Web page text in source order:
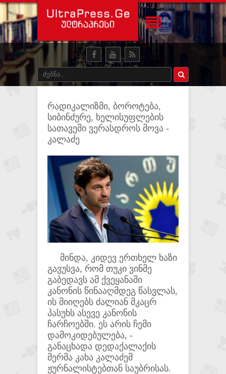
რადიკალიზმი, ბოროტება,
სიბინძურე, ხელისუფლების
სათავეში ვერასდროს მოვა -
კალაძე
მინდა, კიდევ ერთხელ ხაზი
გავუსვა, რომ თუკი ვინმე
გაბედავს ამ ქვეყანაში
კანონის წინააღმდეგ წასვლას,
ის მიიღებს ძალიან მკაცრ
პასუხს ასევე კანონის
ჩარჩოებში. ეს არის ჩემი
დამოკიდებულება, -
განაცხადა დედაქალაქის
მერმა კახა კალაძემ
ჟურნალისტებთან საუბრისას.